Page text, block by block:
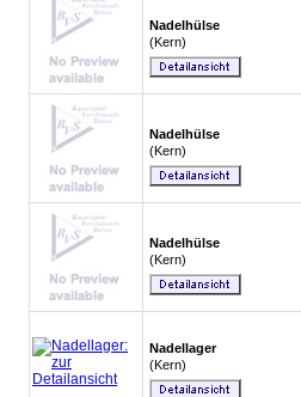
Nadelhülse
(Kern)
Nadelhülse
(Kern)
Nadelhülse
(Kern)
Nadellager
(Kern)